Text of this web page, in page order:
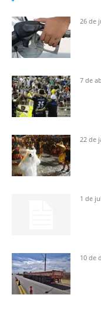
26 de
7 de
22 de
1 de
10 de